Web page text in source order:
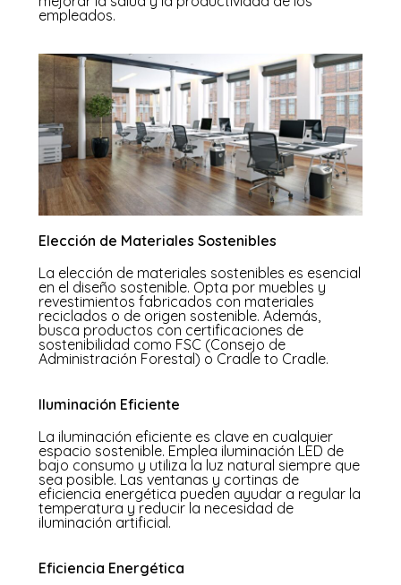
empleados.
Elección de Materiales Sostenibles
La elección de materiales sostenibles es esencial
en el diseño sostenible. Opta por muebles y
revestimientos fabricados con materiales
reciclados o de origen sostenible. Además,
busca productos con certificaciones de
sostenibilidad como FSC (Consejo de
Administración Forestal) o Cradle to Cradle.
Iluminación Eficiente
La iluminación eficiente es clave en cualquier
espacio sostenible. Emplea iluminación LED de
bajo consumo y utiliza la luz natural siempre que
sea posible. Las ventanas y cortinas de
eficiencia energética pueden ayudar a regular la
temperatura y reducir la necesidad de
iluminación artificial.
Eficiencia Energética